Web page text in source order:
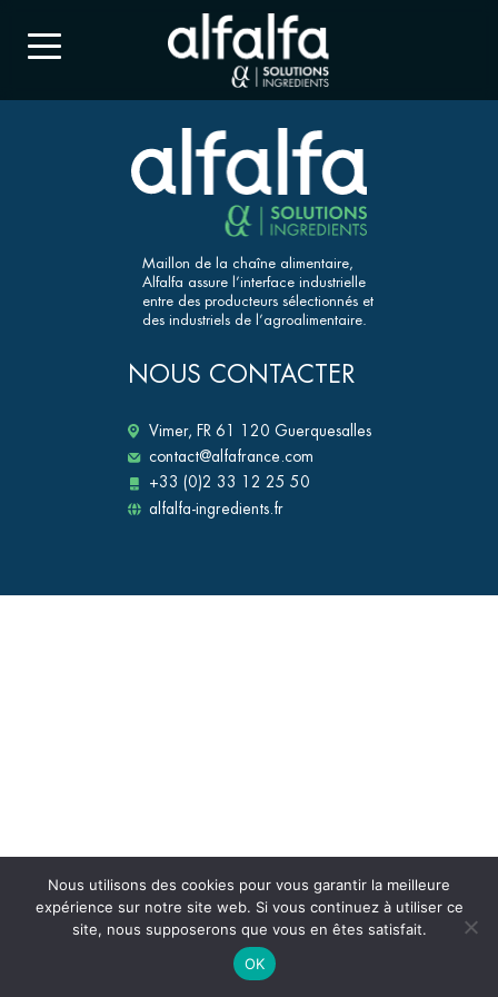
Maillon de la chaîne alimentaire,
Alfalfa assure l’interface industrielle
entre des producteurs sélectionnés et
des industriels de l’agroalimentaire.
NOUS CONTACTER
Vimer, FR 61 120 Guerquesalles
contact@alfafrance.com
+33 (0)2 33 12 25 50
alfalfa-ingredients.fr
Nous utilisons des cookies pour vous garantir la meilleure
expérience sur notre site web. Si vous continuez à utiliser ce
site, nous supposerons que vous en êtes satisfait.
OK